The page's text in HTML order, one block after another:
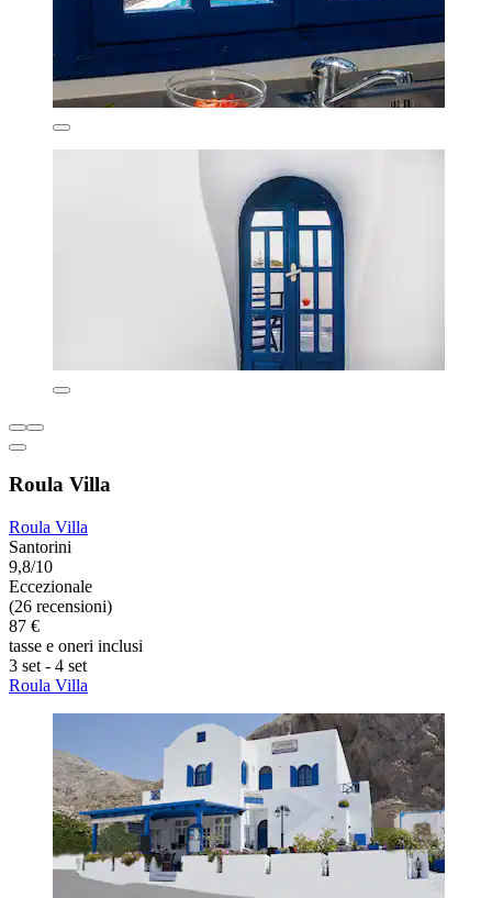
Roula Villa
Roula Villa
Santorini
9,8/10
Eccezionale
(26 recensioni)
87 €
tasse e oneri inclusi
3 set - 4 set
Roula Villa